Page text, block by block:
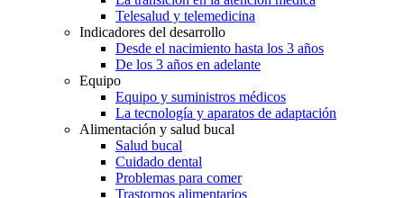
Telesalud y telemedicina
Indicadores del desarrollo
Desde el nacimiento hasta los 3 años
De los 3 años en adelante
Equipo
Equipo y suministros médicos
La tecnología y aparatos de adaptación
Alimentación y salud bucal
Salud bucal
Cuidado dental
Problemas para comer
Trastornos alimentarios